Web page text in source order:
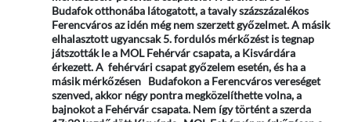
Budafok otthonába látogatott, a tavaly százszázalékos
Ferencváros az idén még nem szerzett győzelmet. A másik
elhalasztott ugyancsak 5. fordulós mérkőzést is tegnap
játszották le a MOL Fehérvár csapata, a Kisvárdára
érkezett. A fehérvári csapat győzelem esetén, és ha a
másik mérkőzésen Budafokon a Ferencváros vereséget
szenved, akkor négy pontra megközelíthette volna, a
bajnokot a Fehérvár csapata. Nem így történt a szerda